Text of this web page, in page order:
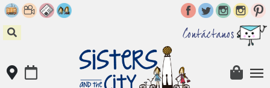
Skip
to
content
Contáctanos